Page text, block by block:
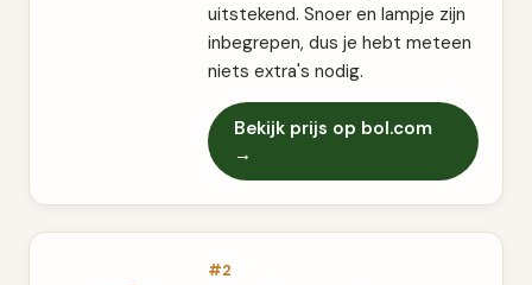
uitstekend. Snoer en lampje zijn
inbegrepen, dus je hebt meteen
niets extra's nodig.
Bekijk prijs op bol.com
→
#2